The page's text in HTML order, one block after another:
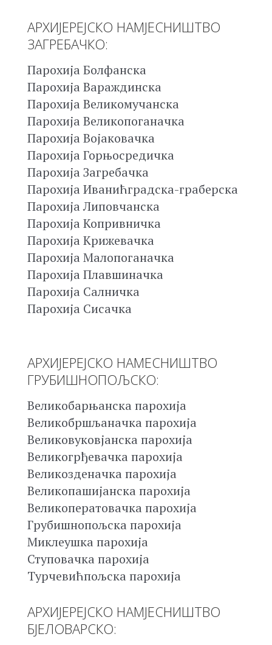
АРХИЈЕРЕЈСКО НАМЈЕСНИШТВО
ЗАГРЕБАЧКО:
Парохија Болфанска
Парохија Вараждинска
Парохија Великомучанска
Парохија Великопоганачка
Парохија Војаковачка
Парохија Горњосредичка
Парохија Загребачка
Парохија Иванићградска-граберска
Парохија Липовчанска
Парохија Копривничка
Парохија Крижевачка
Парохија Малопоганачка
Парохија Плавшиначка
Парохија Салничка
Парохија Сисачка
АРХИЈЕРЕЈСКО НАМЕСНИШТВО
ГРУБИШНОПОЉСКО:
Великобарњанска парохија
Великобршљаначка парохија
Великовуковјанска парохија
Великогрђевачка парохија
Великозденачка парохија
Великопашијанска парохија
Великоператовачка парохија
Грубишнопољска парохија
Миклеушка парохија
Ступовачка парохија
Турчевићпољска парохија
АРХИЈЕРЕЈСКО НАМЈЕСНИШТВО
БЈЕЛОВАРСКО: